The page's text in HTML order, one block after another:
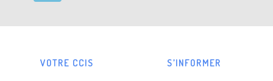
VOTRE CCIS S’INFORMER